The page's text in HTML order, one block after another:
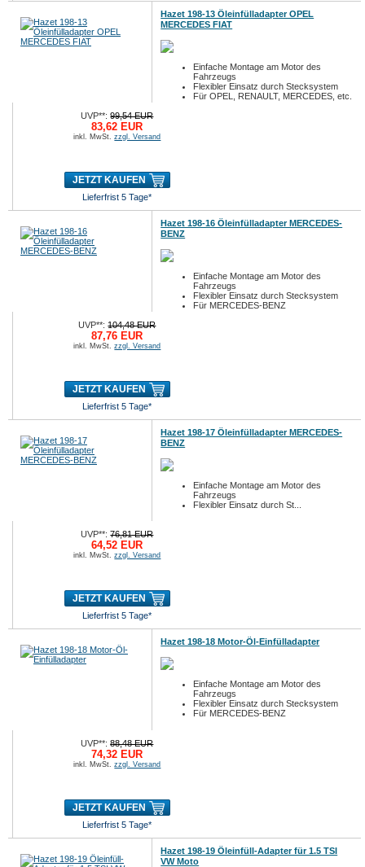
Hazet 198-13 Öleinfülladapter OPEL
MERCEDES FIAT
Einfache Montage am Motor des
Fahrzeugs
Flexibler Einsatz durch Stecksystem
Für OPEL, RENAULT, MERCEDES, etc.
UVP**:99,54 EUR
83,62 EUR
inkl. MwSt.zzgl. Versand
JETZT KAUFEN
Lieferfrist 5 Tage*
Hazet 198-16 Öleinfülladapter MERCEDES-
BENZ
Einfache Montage am Motor des
Fahrzeugs
Flexibler Einsatz durch Stecksystem
Für MERCEDES-BENZ
UVP**:104,48 EUR
87,76 EUR
inkl. MwSt.zzgl. Versand
JETZT KAUFEN
Lieferfrist 5 Tage*
Hazet 198-17 Öleinfülladapter MERCEDES-
BENZ
Einfache Montage am Motor des
Fahrzeugs
Flexibler Einsatz durch St...
UVP**:76,81 EUR
64,52 EUR
inkl. MwSt.zzgl. Versand
JETZT KAUFEN
Lieferfrist 5 Tage*
Hazet 198-18 Motor-Öl-Einfülladapter
Einfache Montage am Motor des
Fahrzeugs
Flexibler Einsatz durch Stecksystem
Für MERCEDES-BENZ
UVP**:88,48 EUR
74,32 EUR
inkl. MwSt.zzgl. Versand
JETZT KAUFEN
Lieferfrist 5 Tage*
Hazet 198-19 Öleinfüll-Adapter für 1.5 TSI
VW Moto